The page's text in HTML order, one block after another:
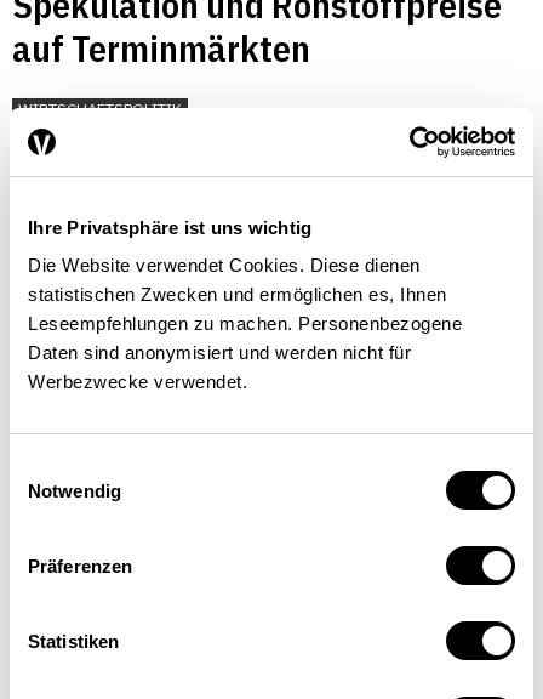
Ihre Privatsphäre ist uns wichtig
Die Website verwendet Cookies. Diese dienen
statistischen Zwecken und ermöglichen es, Ihnen
Leseempfehlungen zu machen. Personenbezogene
Daten sind anonymisiert und werden nicht für
Werbezwecke verwendet.
Notwendig
Präferenzen
Statistiken
auf Terminmärkten
WIRTSCHAFTSPOLITIK